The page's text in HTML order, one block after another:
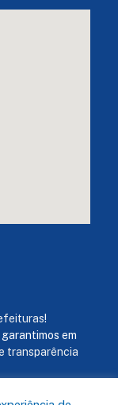
!
em
transparência
Pública